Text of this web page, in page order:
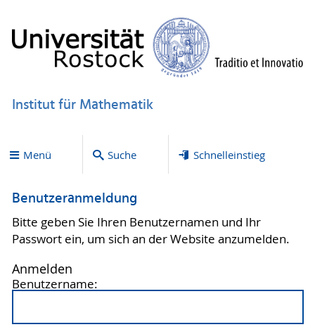
Institut für Mathematik
Menü Suche Schnelleinstieg
Benutzeranmeldung
Bitte geben Sie Ihren Benutzernamen und Ihr
Passwort ein, um sich an der Website anzumelden.
Anmelden
Benutzername: